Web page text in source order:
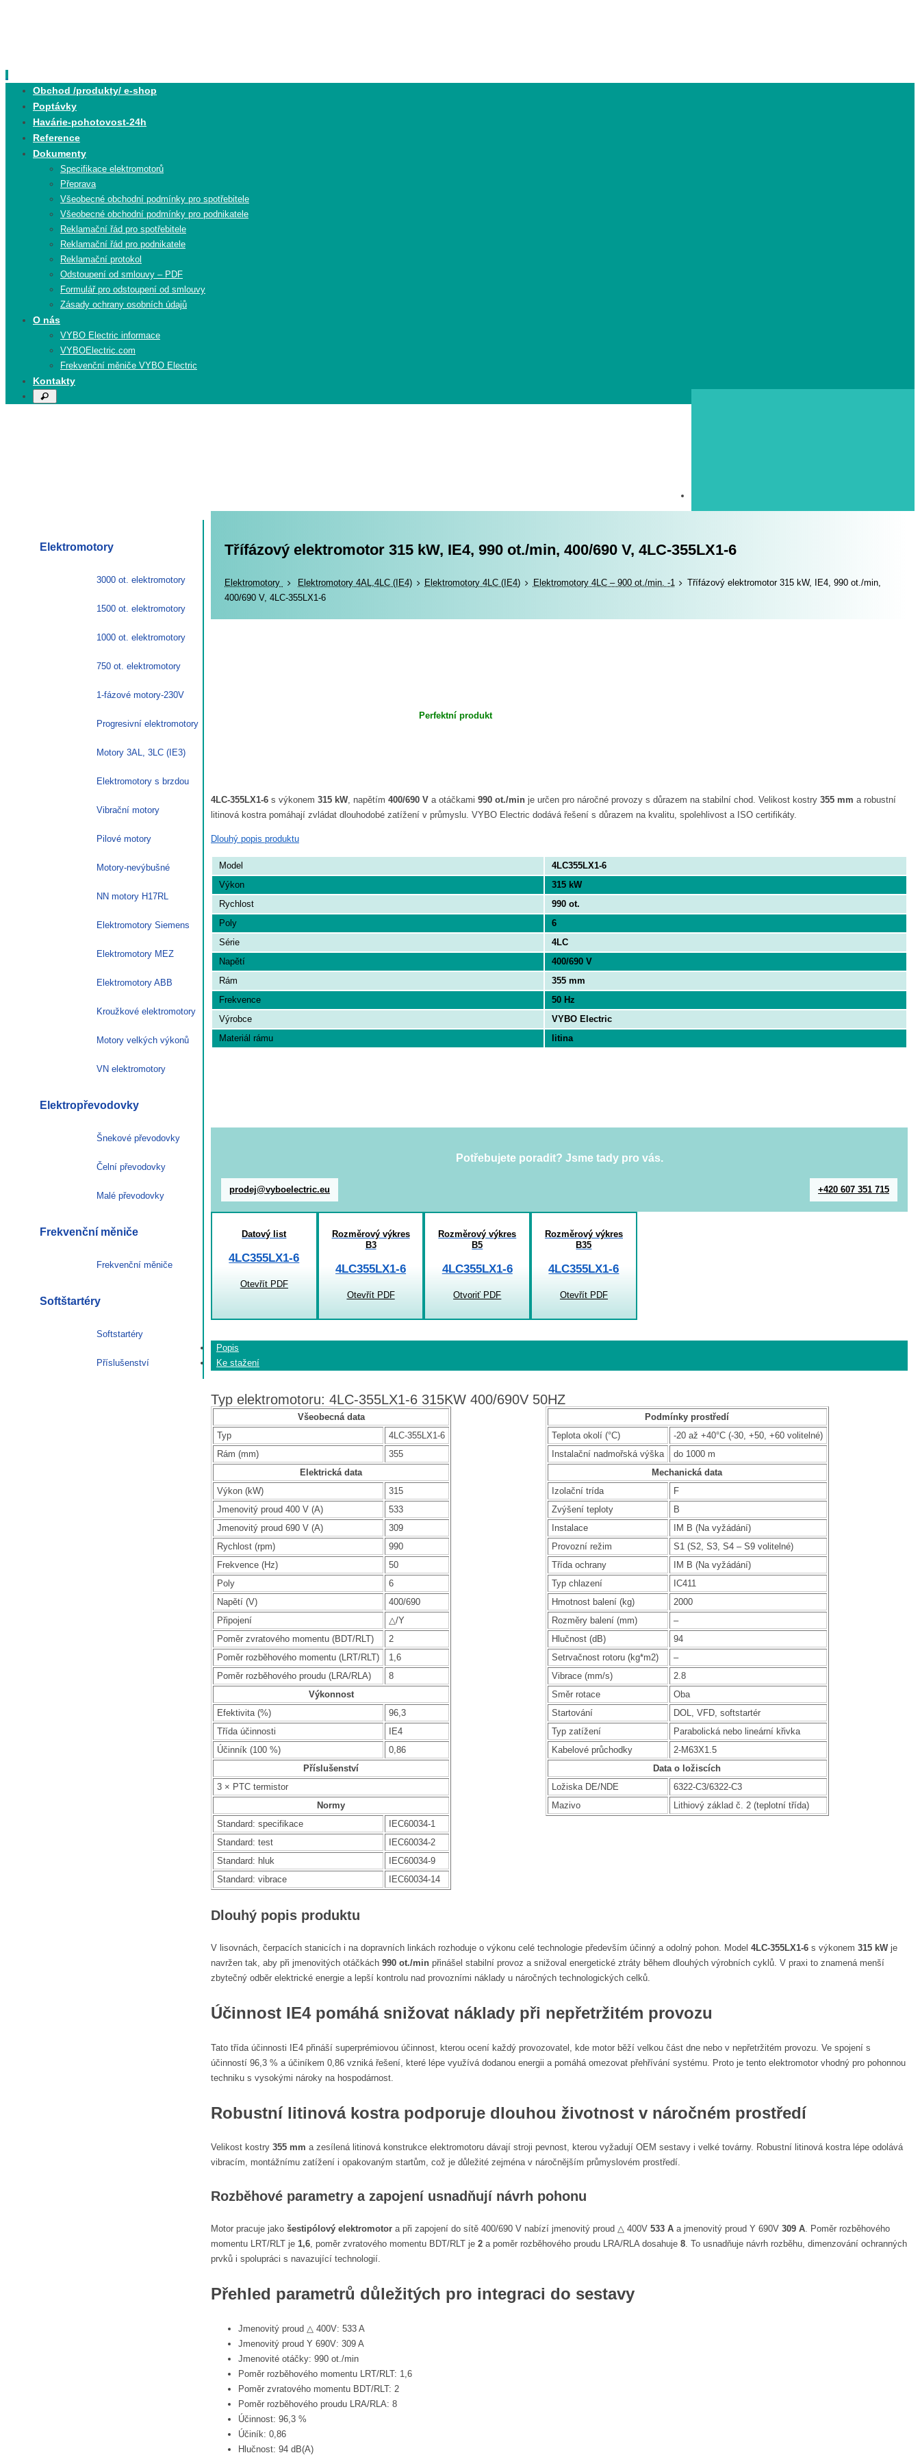
content
Obchod /produkty/ e-shop
Poptávky
Havárie-pohotovost-24h
Reference
Dokumenty
Specifikace elektromotorů
Přeprava
Všeobecné obchodní podmínky pro spotřebitele
Všeobecné obchodní podmínky pro podnikatele
Reklamační řád pro spotřebitele
Reklamační řád pro podnikatele
Reklamační protokol
Odstoupení od smlouvy – PDF
Formulář pro odstoupení od smlouvy
Zásady ochrany osobních údajů
O nás
VYBO Electric informace
VYBOElectric.com
Frekvenční měniče VYBO Electric
Kontakty
Search
Search
Třífázový elektromotor 315 kW, IE4, 990 ot./min, 400/690 V, 4LC-355LX1-6
Elektromotory Elektromotory
Elektromotory 4AL,4LC (IE4) Elektromotory 4LC (IE4) Elektromotory 4LC – 900 ot./min. -1
Třífázový elektromotor 315 kW, IE4, 990 ot./min,
400/690 V, 4LC-355LX1-6
Perfektní produkt
4LC-355LX1-6 s výkonem 315 kW, napětím 400/690 V a otáčkami 990 ot./min je určen pro náročné provozy s důrazem na stabilní chod. Velikost kostry 355 mm a robustní
litinová kostra pomáhají zvládat dlouhodobé zatížení v průmyslu. VYBO Electric dodává řešení s důrazem na kvalitu, spolehlivost a ISO certifikáty.
Dlouhý popis produktu
Model
4LC355LX1-6
Výkon
315 kW
Rychlost
990 ot.
Poly
6
Série
4LC
Napětí
400/690 V
Rám
355 mm
Frekvence
50 Hz
Výrobce
VYBO Electric
Materiál rámu
litina
Potřebujete poradit? Jsme tady pro vás.
prodej@vyboelectric.eu +420 607 351 715
Datový list
4LC355LX1-6
Otevřít PDF
Rozměrový výkres
B3
4LC355LX1-6
Otevřít PDF
Rozměrový výkres
B5
4LC355LX1-6
Otvoriť PDF
Rozměrový výkres
B35
4LC355LX1-6
Otevřít PDF
Popis
Ke stažení
Typ elektromotoru: 4LC-355LX1-6 315KW 400/690V 50HZ
Všeobecná data
Typ
4LC-355LX1-6
Rám (mm)
355
Elektrická data
Výkon (kW)
315
Jmenovitý proud 400 V (A)
533
Jmenovitý proud 690 V (A)
309
Rychlost (rpm)
990
Frekvence (Hz)
50
Poly
6
Napětí (V)
400/690
Připojení
△/Y
Poměr zvratového momentu (BDT/RLT)
2
Poměr rozběhového momentu (LRT/RLT)
1,6
Poměr rozběhového proudu (LRA/RLA)
8
Výkonnost
Efektivita (%)
96,3
Třída účinnosti
IE4
Účinník (100 %)
0,86
Příslušenství
3 × PTC termistor
Normy
Standard: specifikace
IEC60034-1
Standard: test
IEC60034-2
Standard: hluk
IEC60034-9
Standard: vibrace
IEC60034-14
Podmínky prostředí
Teplota okolí (°C)
-20 až +40°C (-30, +50, +60 volitelné)
Instalační nadmořská výška
do 1000 m
Mechanická data
Izolační trída
F
Zvýšení teploty
B
Instalace
IM B (Na vyžádání)
Provozní režim
S1 (S2, S3, S4 – S9 volitelné)
Třída ochrany
IM B (Na vyžádání)
Typ chlazení
IC411
Hmotnost balení (kg)
2000
Rozměry balení (mm)
–
Hlučnost (dB)
94
Setrvačnost rotoru (kg*m2)
–
Vibrace (mm/s)
2.8
Směr rotace
Oba
Startování
DOL, VFD, softstartér
Typ zatížení
Parabolická nebo lineární křivka
Kabelové průchodky
2-M63X1.5
Data o ložiscích
Ložiska DE/NDE
6322-C3/6322-C3
Mazivo
Lithiový základ č. 2 (teplotní třída)
Dlouhý popis produktu
V lisovnách, čerpacích stanicích i na dopravních linkách rozhoduje o výkonu celé technologie především účinný a odolný pohon. Model 4LC-355LX1-6 s výkonem 315 kWje
navržen tak, aby při jmenovitých otáčkách 990 ot./min přinášel stabilní provoz a snižoval energetické ztráty během dlouhých výrobních cyklů. V praxi to znamená menší
zbytečný odběr elektrické energie a lepší kontrolu nad provozními náklady u náročných technologických celků.
Účinnost IE4 pomáhá snižovat náklady při nepřetržitém provozu
Tato třída účinnosti IE4 přináší superprémiovou účinnost, kterou ocení každý provozovatel, kde motor běží velkou část dne nebo v nepřetržitém provozu. Ve spojení s
účinností 96,3 % a účiníkem 0,86 vzniká řešení, které lépe využívá dodanou energii a pomáhá omezovat přehřívání systému. Proto je tento elektromotor vhodný pro pohonnou
techniku s vysokými nároky na hospodárnost.
Robustní litinová kostra podporuje dlouhou životnost v náročném prostředí
Velikost kostry 355 mm a zesílená litinová konstrukce elektromotoru dávají stroji pevnost, kterou vyžadují OEM sestavy i velké továrny. Robustní litinová kostra lépe odolává
vibracím, montážnímu zatížení i opakovaným startům, což je důležité zejména v náročnějším průmyslovém prostředí.
Rozběhové parametry a zapojení usnadňují návrh pohonu
Motor pracuje jako šestipólový elektromotor a při zapojení do sítě 400/690 V nabízí jmenovitý proud △ 400V 533 A a jmenovitý proud Y 690V 309 A. Poměr rozběhového
momentu LRT/RLT je 1,6, poměr zvratového momentu BDT/RLT je 2 a poměr rozběhového proudu LRA/RLA dosahuje 8. To usnadňuje návrh rozběhu, dimenzování ochranných
prvků i spolupráci s navazující technologií.
Přehled parametrů důležitých pro integraci do sestavy
Jmenovitý proud △ 400V: 533 A
Jmenovitý proud Y 690V: 309 A
Jmenovité otáčky: 990 ot./min
Poměr rozběhového momentu LRT/RLT: 1,6
Poměr zvratového momentu BDT/RLT: 2
Poměr rozběhového proudu LRA/RLA: 8
Účinnost: 96,3 %
Účiník: 0,86
Hlučnost: 94 dB(A)
Elektromotory
3000 ot. elektromotory
1500 ot. elektromotory
1000 ot. elektromotory
750 ot. elektromotory
1-fázové motory-230V
Progresivní elektromotory
Motory 3AL, 3LC (IE3)
Elektromotory s brzdou
Vibrační motory
Pilové motory
Motory-nevýbušné
NN motory H17RL
Elektromotory Siemens
Elektromotory MEZ
Elektromotory ABB
Kroužkové elektromotory
Motory velkých výkonů
VN elektromotory
Elektropřevodovky
Šnekové převodovky
Čelní převodovky
Malé převodovky
Frekvenční měniče
Frekvenční měniče
Softštartéry
Softstartéry
Příslušenství